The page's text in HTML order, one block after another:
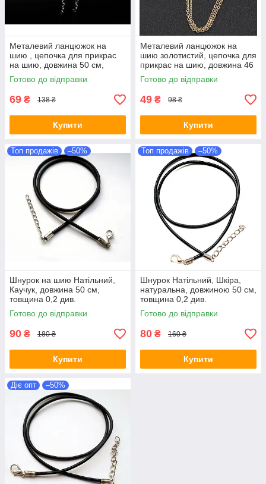
Металевий ланцюжок на
шию , цепочка для прикрас
на шию, довжина 50 см,
товщина 1.5 мм(без кулона)
Готово до відправки
69 ₴ 138 ₴
Купити
Металевий ланцюжок на
шию золотистий, цепочка для
прикрас на шию, довжина 46
см, товщина 1,5 мм(без
кулона)
Готово до відправки
49 ₴ 98 ₴
Купити
Топ продажів –50%
Шнурок на шию Натільний,
Каучук, довжина 50 см,
товщина 0,2 див.
Готово до відправки
90 ₴ 180 ₴
Купити
Топ продажів –50%
Шнурок Натільний, Шкіра,
натуральна, довжиною 50 см,
товщина 0,2 див.
Готово до відправки
80 ₴ 160 ₴
Купити
Діє опт –50%